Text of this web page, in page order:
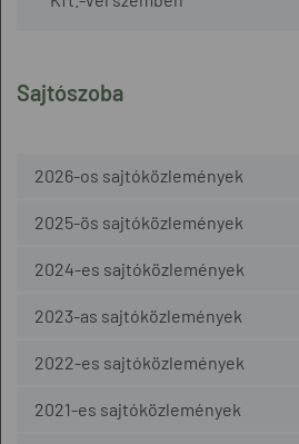
Sajtószoba
2026-os sajtóközlemények
2025-ös sajtóközlemények
2024-es sajtóközlemények
2023-as sajtóközlemények
2022-es sajtóközlemények
2021-es sajtóközlemények